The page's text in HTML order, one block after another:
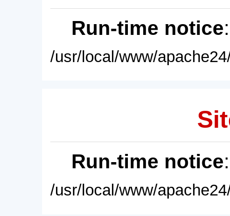
Run-time notice
/usr/local/www/
Run-time notice
/usr/local/www/